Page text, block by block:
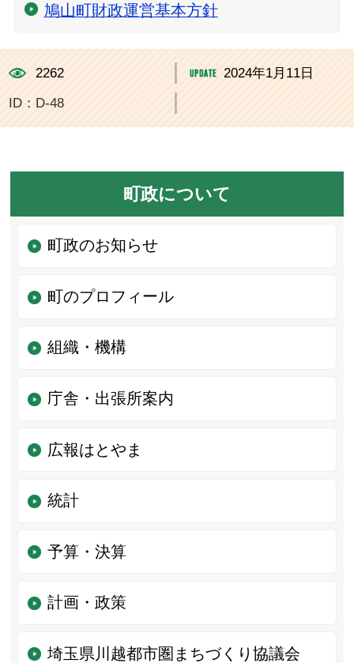
鳩山町財政運営基本方針
2262 2024年1月11日
ID：D-48
町政について
町政のお知らせ
町のプロフィール
組織・機構
庁舎・出張所案内
広報はとやま
統計
予算・決算
計画・政策
埼玉県川越都市圏まちづくり協議会